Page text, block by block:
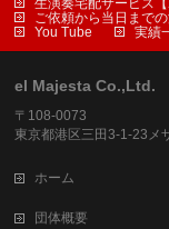
生演奏宅配サービス
ご依頼から当日まで
You Tube
実績
el Majesta Co.,Ltd.
〒108-0073
東京都港区三田3-1-23メ
ホーム
団体概要